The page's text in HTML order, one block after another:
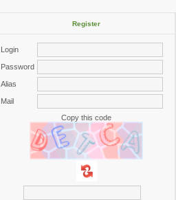
Register
Login
Password
Alias
Mail
Copy this code